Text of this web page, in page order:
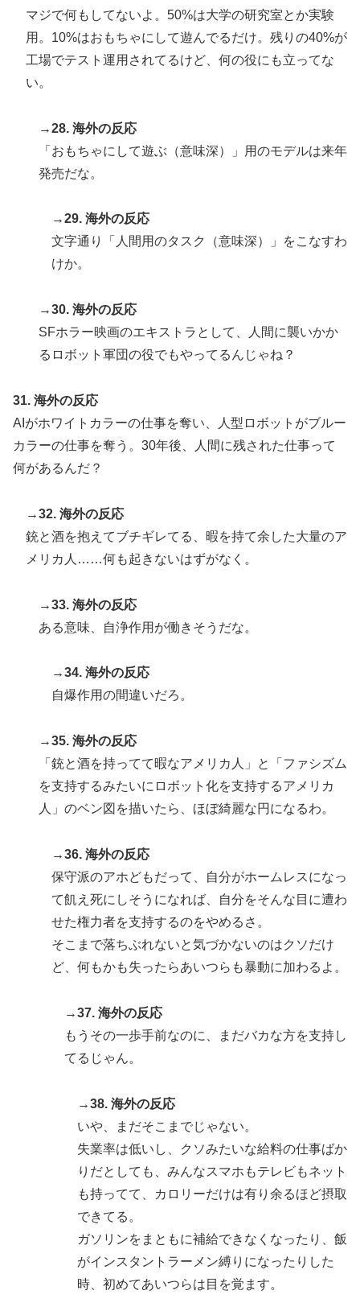
マジで何もしてないよ。50%は大学の研究室とか実験
用。10%はおもちゃにして遊んでるだけ。残りの40%が
工場でテスト運用されてるけど、何の役にも立ってな
い。
→28. 海外の反応
「おもちゃにして遊ぶ（意味深）」用のモデルは来年
発売だな。
→29. 海外の反応
文字通り「人間用のタスク（意味深）」をこなすわ
けか。
→30. 海外の反応
SFホラー映画のエキストラとして、人間に襲いかか
るロボット軍団の役でもやってるんじゃね？
31. 海外の反応
AIがホワイトカラーの仕事を奪い、人型ロボットがブルー
カラーの仕事を奪う。30年後、人間に残された仕事って
何があるんだ？
→32. 海外の反応
銃と酒を抱えてブチギレてる、暇を持て余した大量のア
メリカ人……何も起きないはずがなく。
→33. 海外の反応
ある意味、自浄作用が働きそうだな。
→34. 海外の反応
自爆作用の間違いだろ。
→35. 海外の反応
「銃と酒を持ってて暇なアメリカ人」と「ファシズム
を支持するみたいにロボット化を支持するアメリカ
人」のベン図を描いたら、ほぼ綺麗な円になるわ。
→36. 海外の反応
保守派のアホどもだって、自分がホームレスになっ
て飢え死にしそうになれば、自分をそんな目に遭わ
せた権力者を支持するのをやめるさ。
そこまで落ちぶれないと気づかないのはクソだけ
ど、何もかも失ったらあいつらも暴動に加わるよ。
→37. 海外の反応
もうその一歩手前なのに、まだバカな方を支持し
てるじゃん。
→38. 海外の反応
いや、まだそこまでじゃない。
失業率は低いし、クソみたいな給料の仕事ばか
りだとしても、みんなスマホもテレビもネット
も持ってて、カロリーだけは有り余るほど摂取
できてる。
ガソリンをまともに補給できなくなったり、飯
がインスタントラーメン縛りになったりした
時、初めてあいつらは目を覚ます。